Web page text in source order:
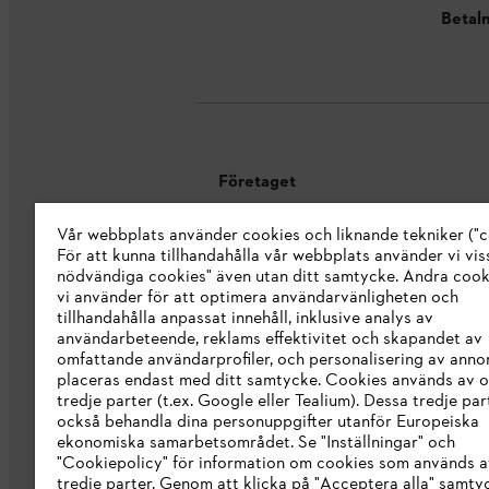
Företaget
Om oss
STIHL Integrity Line
STIHL varumärkesbutik
Tillgänglighetsredogörelse
Vår webbplats använder cookies och liknande tekniker
För att kunna tillhandahålla vår webbplats använder vi
nödvändiga cookies" även utan ditt samtycke. Andra
vi använder för att optimera användarvänligheten och
tillhandahålla anpassat innehåll, inklusive analys av
användarbeteende, reklams effektivitet och skapandet av
omfattande användarprofiler, och personalisering av
placeras endast med ditt samtycke. Cookies används av
tredje parter (t.ex. Google eller Tealium). Dessa tredje
också behandla dina personuppgifter utanför Europeiska
ekonomiska samarbetsområdet. Se "Inställningar" och
"Cookiepolicy" för information om cookies som används